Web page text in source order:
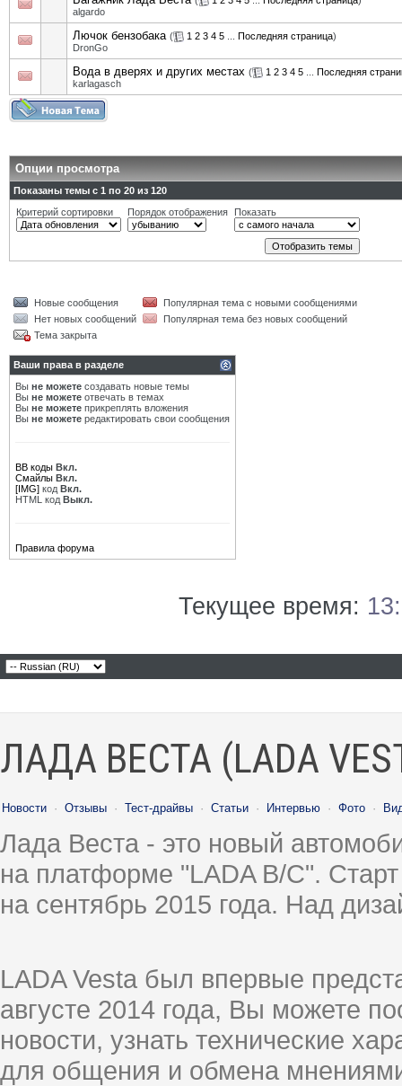
algardo
Лючок бензобака ( 1 2 3 4 5 Последняя страница)
DronGo
Вода в дверях и других местах ( 1 2 3 4 5
Последняя
karlagasch
Опции просмотра
Показаны темы с 1 по 20 из 120
Критерий сортировки
Порядок отображения Показать
Новые сообщения
Популярная тема с новыми сообщениями
Нет новых сообщений
Популярная тема без новых сообщений
Тема закрыта
Ваши права в разделе
Вы не можете создавать новые темы
Вы не можете отвечать в темах
Вы не можете прикреплять вложения
Вы не можете редактировать свои сообщения
BB коды Вкл.
Смайлы Вкл.
[IMG] код Вкл.
HTML код Выкл.
Правила форума
Текущее время:
ЛАДА ВЕСТА (LADA
Новости · Отзывы · Тест-драйвы · Статьи · Интервью · Фото ·
Лада Веста - это новый
на платформе "LADA B/C".
на сентябрь 2015 года. Над
LADA Vesta был впервые
августе 2014 года, Вы можете
новости, узнать технические
для общения и обмена